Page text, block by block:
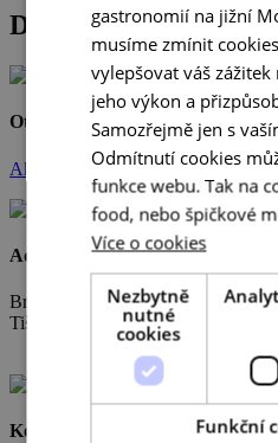
Detail podniku
Otevřeno
Aktuálně
Adresa
Brněnská 184
Tišnov
Kontakty
gastronomií na jižní
musíme zmínit
vylepšovat váš
jeho výkon a
Samozřejmě jen s
Odmítnutí cookies
funkce webu. Tak na
food, nebo špičkové
Více o cookies
Nezbytně
nutné
cookies
Funkční